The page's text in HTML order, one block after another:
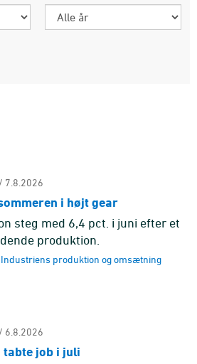
7.8.2026
i højt gear
steg med 6,4 pct. i juni efter et
produktion.
Industriens produktion og omsætning
6.8.2026
job i juli